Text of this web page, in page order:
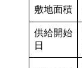
敷地面積
供給開始
日